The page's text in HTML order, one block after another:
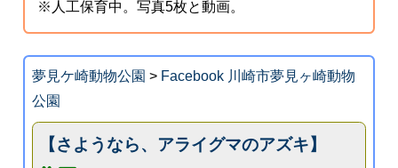
※人工保育中。写真5枚と動画。
夢見ケ崎動物公園 > Facebook 川崎市夢見ヶ崎動物
公園
【さようなら、アライグマのアズキ】